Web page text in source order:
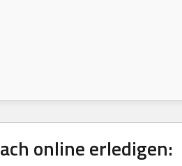
online erledigen: